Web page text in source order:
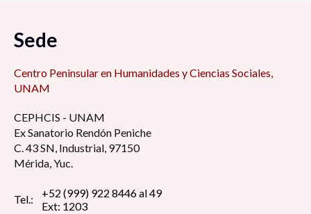
Sede
Centro Peninsular en Humanidades y Ciencias Sociales,
UNAM
CEPHCIS - UNAM
Ex Sanatorio Rendón Peniche
C. 43 SN, Industrial, 97150
Mérida, Yuc.
Tel.:
+52 (999) 922 8446 al 49
Ext: 1203